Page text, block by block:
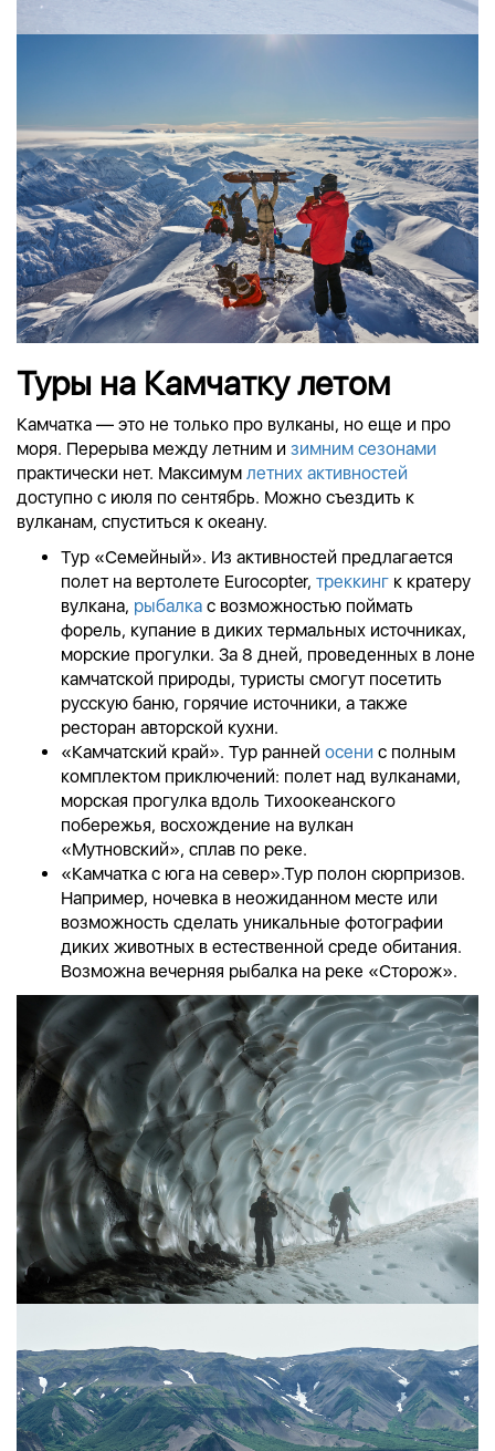
Туры на Камчатку летом
Камчатка — это не только про вулканы, но еще и про
моря. Перерыва между летним и зимним сезонами
практически нет. Максимум летних активностей
доступно с июля по сентябрь. Можно съездить к
вулканам, спуститься к океану.
Тур «Семейный». Из активностей предлагается
полет на вертолете Eurocopter, треккинг к кратеру
вулкана, рыбалка с возможностью поймать
форель, купание в диких термальных источниках,
морские прогулки. За 8 дней, проведенных в лоне
камчатской природы, туристы смогут посетить
русскую баню, горячие источники, а также
ресторан авторской кухни.
«Камчатский край». Тур ранней осени с полным
комплектом приключений: полет над вулканами,
морская прогулка вдоль Тихоокеанского
побережья, восхождение на вулкан
«Мутновский», сплав по реке.
«Камчатка с юга на север».Тур полон сюрпризов.
Например, ночевка в неожиданном месте или
возможность сделать уникальные фотографии
диких животных в естественной среде обитания.
Возможна вечерняя рыбалка на реке «Сторож».